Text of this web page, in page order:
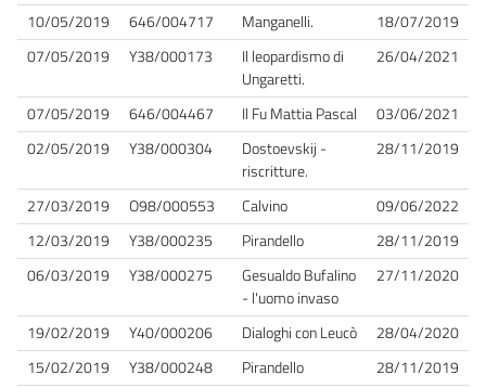
10/05/2019
646/004717 Manganelli.
18/07/2019
07/05/2019
Y38/000173
Il leopardismo di
Ungaretti.
26/04/2021
07/05/2019 646/004467 Il Fu Mattia Pascal
03/06/2021
02/05/2019
Y38/000304
Dostoevskij -
riscritture.
28/11/2019
27/03/2019 O98/000553 Calvino
09/06/2022
12/03/2019
Y38/000235 Pirandello
28/11/2019
06/03/2019
Y38/000275
Gesualdo Bufalino
- l'uomo invaso
27/11/2020
19/02/2019 Y40/000206 Dialoghi con Leucò
28/04/2020
15/02/2019
Y38/000248 Pirandello
28/11/2019